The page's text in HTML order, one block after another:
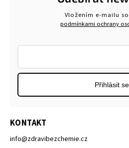
KONTAKT
info@zdravibezchemie.cz
Vložením e-mailu
podmínkami ochrany
Přihlásit se